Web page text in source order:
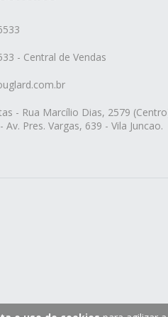
- Central de Vendas
- Rua Marcílio Dias, 2579
Av. Pres. Vargas, 639 - Vila Juncao.